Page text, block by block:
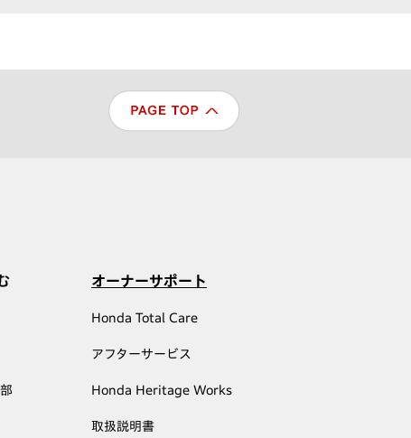
オーナーサポート
Honda Total Care
アフターサービス
Honda Heritage Works
取扱説明書